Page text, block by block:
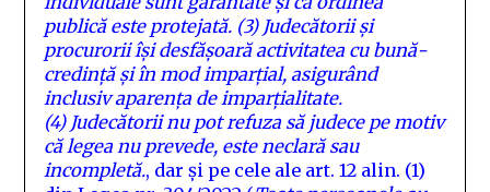
publică este protejată. (3) Judecătorii și
procurorii își desfășoară activitatea cu bună-
credință și în mod imparțial, asigurând
inclusiv aparența de imparțialitate.
(4) Judecătorii nu pot refuza să judece pe motiv
că legea nu prevede, este neclară sau
incompletă., dar și pe cele ale art. 12 alin. (1)